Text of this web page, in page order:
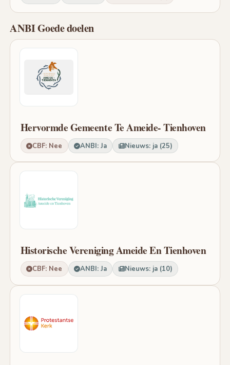
ANBI Goede doelen
Hervormde Gemeente Te Ameide- Tienhoven
CBF: Nee ANBI: Ja Nieuws: ja (25)
Historische Vereniging Ameide En Tienhoven
CBF: Nee ANBI: Ja Nieuws: ja (10)